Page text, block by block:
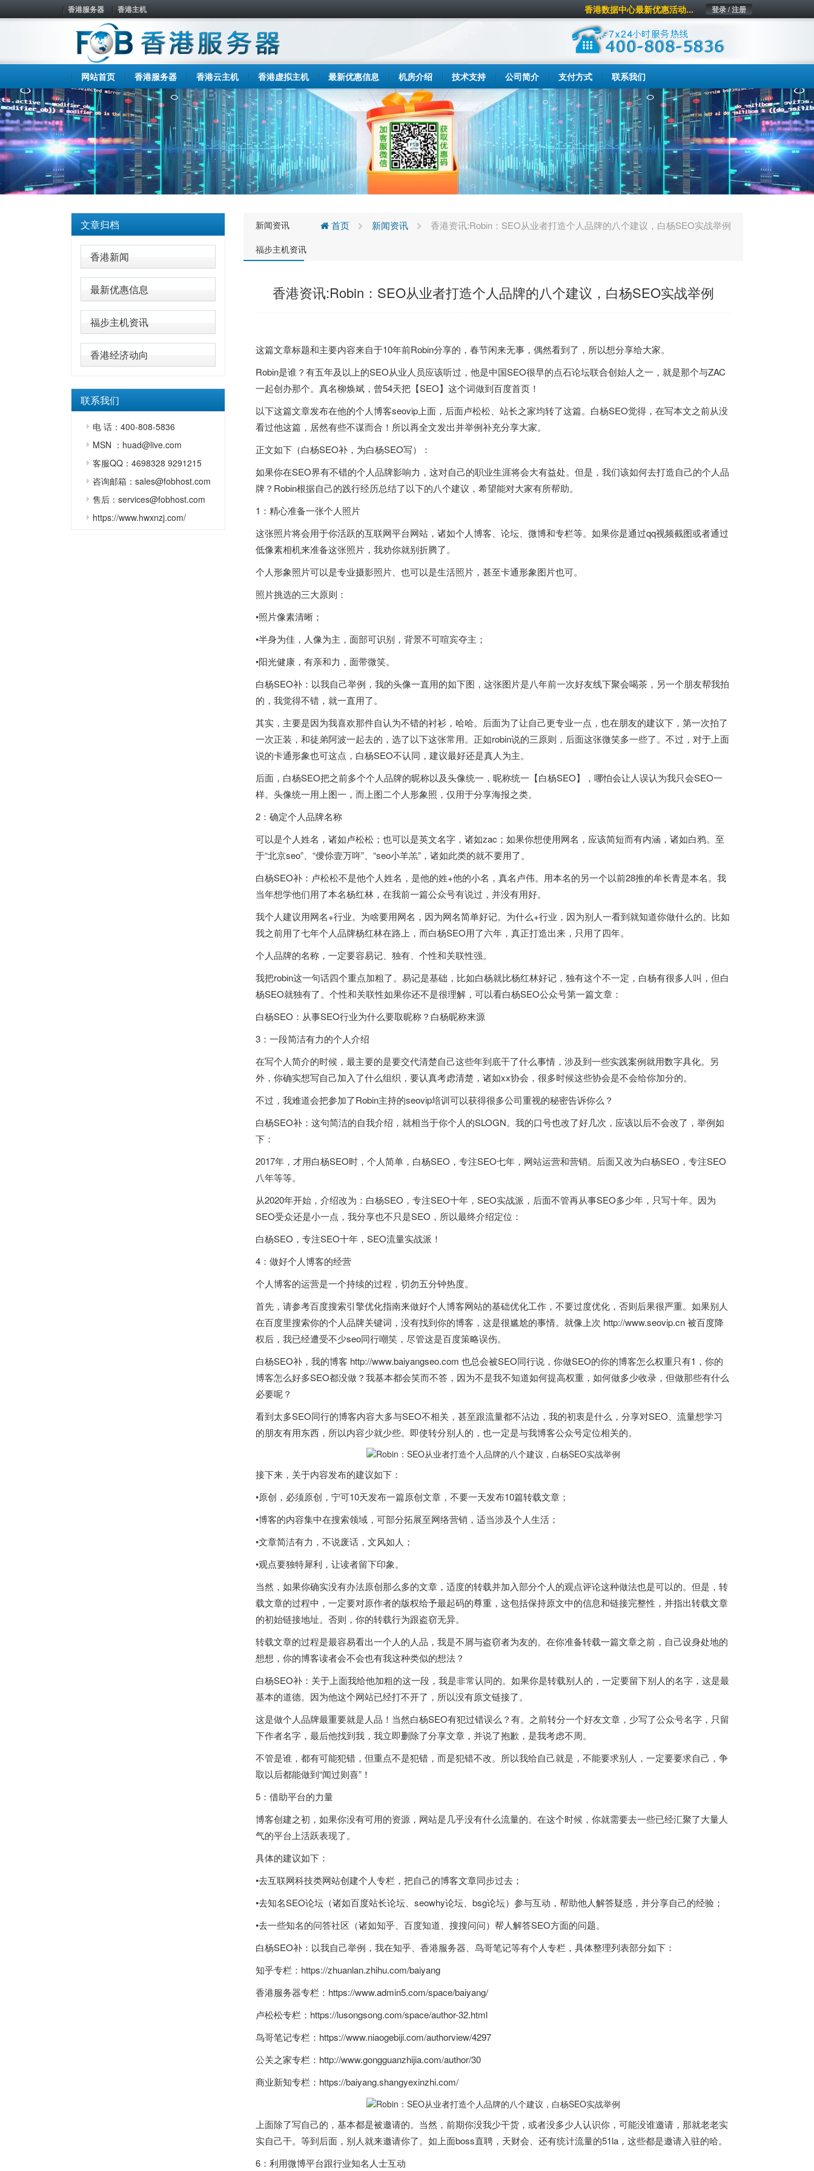
香港服务器 香港主机 登录 / 注册
香港数据中心最新优惠活动...
网站首页 香港服务器 香港云主机 香港虚拟主机 最新优惠信息 机房介绍 技术支持 公司简介 支付方式 联系我们
文章归档
香港新闻
最新优惠信息
福步主机资讯
香港经济动向
联系我们
电 话：400-808-5836
MSN ：huad@live.com
客服QQ：4698328 9291215
咨询邮箱：sales@fobhost.com
售后：services@fobhost.com
https://www.hwxnzj.com/
新闻资讯
福步主机资讯
首页 新闻资讯 香港资讯:Robin：SEO从业者打造个人品牌的八个建议，白杨SEO实战举例
香港资讯:Robin：SEO从业者打造个人品牌的八个建议，白杨SEO实战举例
这篇文章标题和主要内容来自于10年前Robin分享的，春节闲来无事，偶然看到了，所以想分享给大家。
Robin是谁？有五年及以上的SEO从业人员应该听过，他是中国SEO很早的点石论坛联合创始人之一，就是那个与ZAC
一起创办那个。真名柳焕斌，曾54天把【SEO】这个词做到百度首页！
以下这篇文章发布在他的个人博客seovip上面，后面卢松松、站长之家均转了这篇。白杨SEO觉得，在写本文之前从没
看过他这篇，居然有些不谋而合！所以再全文发出并举例补充分享大家。
正文如下（白杨SEO补，为白杨SEO写）：
如果你在SEO界有不错的个人品牌影响力，这对自己的职业生涯将会大有益处。但是，我们该如何去打造自己的个人品
牌？Robin根据自己的践行经历总结了以下的八个建议，希望能对大家有所帮助。
1：精心准备一张个人照片
这张照片将会用于你活跃的互联网平台网站，诸如个人博客、论坛、微博和专栏等。如果你是通过qq视频截图或者通过
低像素相机来准备这张照片，我劝你就别折腾了。
个人形象照片可以是专业摄影照片、也可以是生活照片，甚至卡通形象图片也可。
照片挑选的三大原则：
•照片像素清晰；
•半身为佳，人像为主，面部可识别，背景不可喧宾夺主；
•阳光健康，有亲和力，面带微笑。
白杨SEO补：以我自己举例，我的头像一直用的如下图，这张图片是八年前一次好友线下聚会喝茶，另一个朋友帮我拍
的，我觉得不错，就一直用了。
其实，主要是因为我喜欢那件自认为不错的衬衫，哈哈。后面为了让自己更专业一点，也在朋友的建议下，第一次拍了
一次正装，和徒弟阿波一起去的，选了以下这张常用。正如robin说的三原则，后面这张微笑多一些了。不过，对于上面
说的卡通形象也可这点，白杨SEO不认同，建议最好还是真人为主。
后面，白杨SEO把之前多个个人品牌的昵称以及头像统一，昵称统一【白杨SEO】，哪怕会让人误认为我只会SEO一
样。头像统一用上图一，而上图二个人形象照，仅用于分享海报之类。
2：确定个人品牌名称
可以是个人姓名，诸如卢松松；也可以是英文名字，诸如zac；如果你想使用网名，应该简短而有内涵，诸如白鸦。至
于“北京seo”、“僾伱壹万哖”、“seo小羊羔”，诸如此类的就不要用了。
白杨SEO补：卢松松不是他个人姓名，是他的姓+他的小名，真名卢伟。用本名的另一个以前28推的牟长青是本名。我
当年想学他们用了本名杨红林，在我前一篇公众号有说过，并没有用好。
我个人建议用网名+行业。为啥要用网名，因为网名简单好记。为什么+行业，因为别人一看到就知道你做什么的。比如
我之前用了七年个人品牌杨红林在路上，而白杨SEO用了六年，真正打造出来，只用了四年。
个人品牌的名称，一定要容易记、独有、个性和关联性强。
我把robin这一句话四个重点加粗了。易记是基础，比如白杨就比杨红林好记，独有这个不一定，白杨有很多人叫，但白
杨SEO就独有了。个性和关联性如果你还不是很理解，可以看白杨SEO公众号第一篇文章：
白杨SEO：从事SEO行业为什么要取昵称？白杨昵称来源
3：一段简洁有力的个人介绍
在写个人简介的时候，最主要的是要交代清楚自己这些年到底干了什么事情，涉及到一些实践案例就用数字具化。另
外，你确实想写自己加入了什么组织，要认真考虑清楚，诸如xx协会，很多时候这些协会是不会给你加分的。
不过，我难道会把参加了Robin主持的seovip培训可以获得很多公司重视的秘密告诉你么？
白杨SEO补：这句简洁的自我介绍，就相当于你个人的SLOGN。我的口号也改了好几次，应该以后不会改了，举例如
下：
2017年，才用白杨SEO时，个人简单，白杨SEO，专注SEO七年，网站运营和营销。后面又改为白杨SEO，专注SEO
八年等等。
从2020年开始，介绍改为：白杨SEO，专注SEO十年，SEO实战派，后面不管再从事SEO多少年，只写十年。因为
SEO受众还是小一点，我分享也不只是SEO，所以最终介绍定位：
白杨SEO，专注SEO十年，SEO流量实战派！
4：做好个人博客的经营
个人博客的运营是一个持续的过程，切勿五分钟热度。
首先，请参考百度搜索引擎优化指南来做好个人博客网站的基础优化工作，不要过度优化，否则后果很严重。如果别人
在百度里搜索你的个人品牌关键词，没有找到你的博客，这是很尴尬的事情。就像上次 http://www.seovip.cn 被百度降
权后，我已经遭受不少seo同行嘲笑，尽管这是百度策略误伤。
白杨SEO补，我的博客 http://www.baiyangseo.com 也总会被SEO同行说，你做SEO的你的博客怎么权重只有1，你的
博客怎么好多SEO都没做？我基本都会笑而不答，因为不是我不知道如何提高权重，如何做多少收录，但做那些有什么
必要呢？
看到太多SEO同行的博客内容大多与SEO不相关，甚至跟流量都不沾边，我的初衷是什么，分享对SEO、流量想学习
的朋友有用东西，所以内容少就少些。即使转分别人的，也一定是与我博客公众号定位相关的。
接下来，关于内容发布的建议如下：
•原创，必须原创，宁可10天发布一篇原创文章，不要一天发布10篇转载文章；
•博客的内容集中在搜索领域，可部分拓展至网络营销，适当涉及个人生活；
•文章简洁有力，不说废话，文风如人；
•观点要独特犀利，让读者留下印象。
当然，如果你确实没有办法原创那么多的文章，适度的转载并加入部分个人的观点评论这种做法也是可以的。但是，转
载文章的过程中，一定要对原作者的版权给予最起码的尊重，这包括保持原文中的信息和链接完整性，并指出转载文章
的初始链接地址。否则，你的转载行为跟盗窃无异。
转载文章的过程是最容易看出一个人的人品，我是不屑与盗窃者为友的。在你准备转载一篇文章之前，自己设身处地的
想想，你的博客读者会不会也有我这种类似的想法？
白杨SEO补：关于上面我给他加粗的这一段，我是非常认同的。如果你是转载别人的，一定要留下别人的名字，这是最
基本的道德。因为他这个网站已经打不开了，所以没有原文链接了。
这是做个人品牌最重要就是人品！当然白杨SEO有犯过错误么？有。之前转分一个好友文章，少写了公众号名字，只留
下作者名字，最后他找到我，我立即删除了分享文章，并说了抱歉，是我考虑不周。
不管是谁，都有可能犯错，但重点不是犯错，而是犯错不改。所以我给自己就是，不能要求别人，一定要要求自己，争
取以后都能做到“闻过则喜”！
5：借助平台的力量
博客创建之初，如果你没有可用的资源，网站是几乎没有什么流量的。在这个时候，你就需要去一些已经汇聚了大量人
气的平台上活跃表现了。
具体的建议如下：
•去互联网科技类网站创建个人专栏，把自己的博客文章同步过去；
•去知名SEO论坛（诸如百度站长论坛、seowhy论坛、bsg论坛）参与互动，帮助他人解答疑惑，并分享自己的经验；
•去一些知名的问答社区（诸如知乎、百度知道、搜搜问问）帮人解答SEO方面的问题。
白杨SEO补：以我自己举例，我在知乎、 香港服务器、鸟哥笔记等有个人专栏，具体整理列表部分如下：
知乎专栏：https://zhuanlan.zhihu.com/baiyang
香港服务器专栏：https://www.admin5.com/space/baiyang/
卢松松专栏：https://lusongsong.com/space/author-32.html
鸟哥笔记专栏：https://www.niaogebiji.com/authorview/4297
公关之家专栏：http://www.gongguanzhijia.com/author/30
商业新知专栏：https://baiyang.shangyexinzhi.com/
上面除了写自己的，基本都是被邀请的。当然，前期你没我少干货，或者没多少人认识你，可能没谁邀请，那就老老实
实自己干。等到后面，别人就来邀请你了。如上面boss直聘，天财会、还有统计流量的51la，这些都是邀请入驻的哈。
6：利用微博平台跟行业知名人士互动